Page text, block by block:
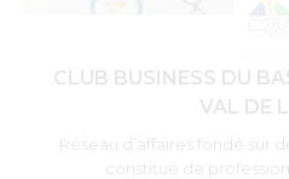
CLUB BUSINESS DU
VAL DE
Réseau d’affaires fondé sur
constitué de